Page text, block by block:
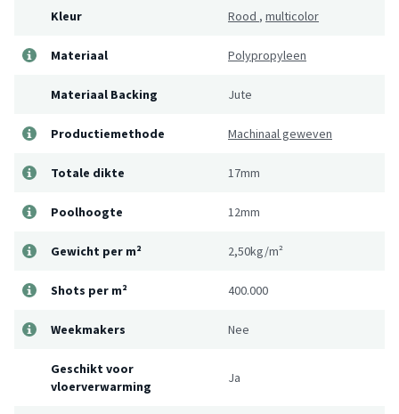
Kleur
Rood , multicolor
Materiaal Polypropyleen
Materiaal Backing Jute
Productiemethode Machinaal geweven
Totale dikte 17mm
Poolhoogte 12mm
Gewicht per m² 2,50kg/m²
Shots per m² 400.000
Weekmakers Nee
Geschikt voor
vloerverwarming
Ja